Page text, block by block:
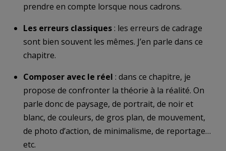
prendre en compte lorsque nous cadrons.
Les erreurs classiques : les erreurs de cadrage
sont bien souvent les mêmes. J’en parle dans ce
chapitre.
Composer avec le réel : dans ce chapitre, je
propose de confronter la théorie à la réalité. On
parle donc de paysage, de portrait, de noir et
blanc, de couleurs, de gros plan, de mouvement,
de photo d’action, de minimalisme, de reportage…
etc.